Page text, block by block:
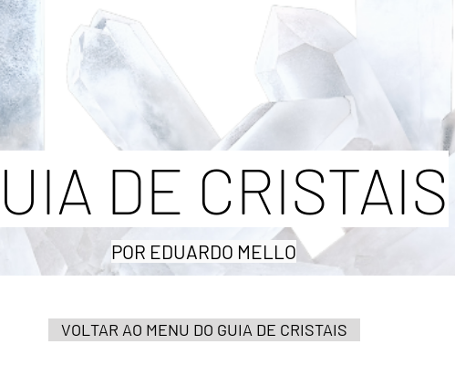
DE CRISTAIS
POR EDUARDO MELLO
VOLTAR AO MENU DO GUIA DE CRISTAIS